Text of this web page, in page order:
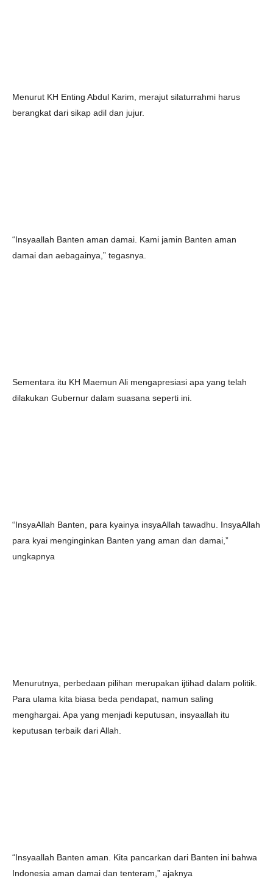
Menurut KH Enting Abdul Karim, merajut silaturrahmi harus
berangkat dari sikap adil dan jujur.
“Insyaallah Banten aman damai. Kami jamin Banten aman
damai dan aebagainya,” tegasnya.
Sementara itu KH Maemun Ali mengapresiasi apa yang telah
dilakukan Gubernur dalam suasana seperti ini.
“InsyaAllah Banten, para kyainya insyaAllah tawadhu. InsyaAllah
para kyai menginginkan Banten yang aman dan damai,”
ungkapnya
Menurutnya, perbedaan pilihan merupakan ijtihad dalam politik.
Para ulama kita biasa beda pendapat, namun saling
menghargai. Apa yang menjadi keputusan, insyaallah itu
keputusan terbaik dari Allah.
“Insyaallah Banten aman. Kita pancarkan dari Banten ini bahwa
Indonesia aman damai dan tenteram,” ajaknya